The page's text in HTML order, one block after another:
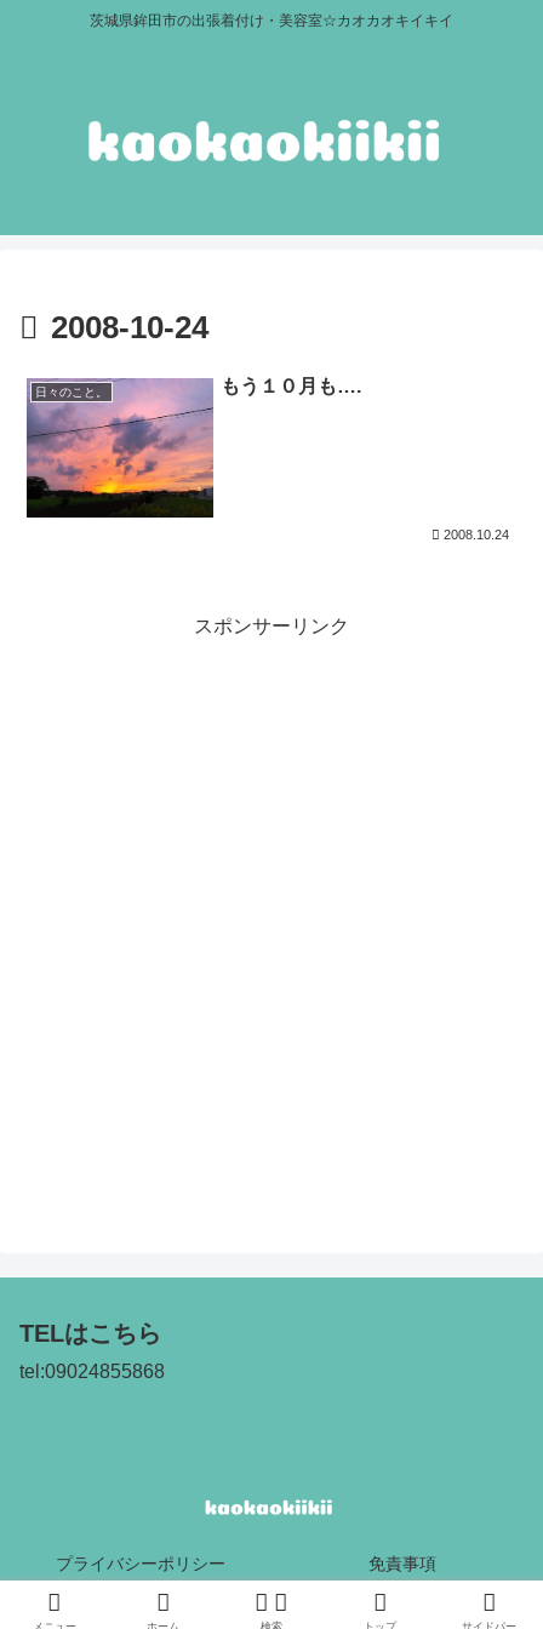
茨城県鉾田市の出張着付け・美容室☆カオカオキイキイ
2008-10-24
日々のこと。 もう１０月も….
2008.10.24
スポンサーリンク
TELはこちら
tel:09024855868
プライバシーポリシー 免責事項
Copyright © 2017 kaokaokiikii All Rights Reserved.
メニュー ホーム 検索 トップ サイドバー